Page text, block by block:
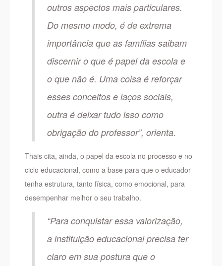
outros aspectos mais particulares.
Do mesmo modo, é de extrema
importância que as famílias saibam
discernir o que é papel da escola e
o que não é. Uma coisa é reforçar
esses conceitos e laços sociais,
outra é deixar tudo isso como
obrigação do professor”, orienta.
Thais cita, ainda, o papel da escola no processo e no
ciclo educacional, como a base para que o educador
tenha estrutura, tanto física, como emocional, para
desempenhar melhor o seu trabalho.
“Para conquistar essa valorização,
a instituição educacional precisa ter
claro em sua postura que o